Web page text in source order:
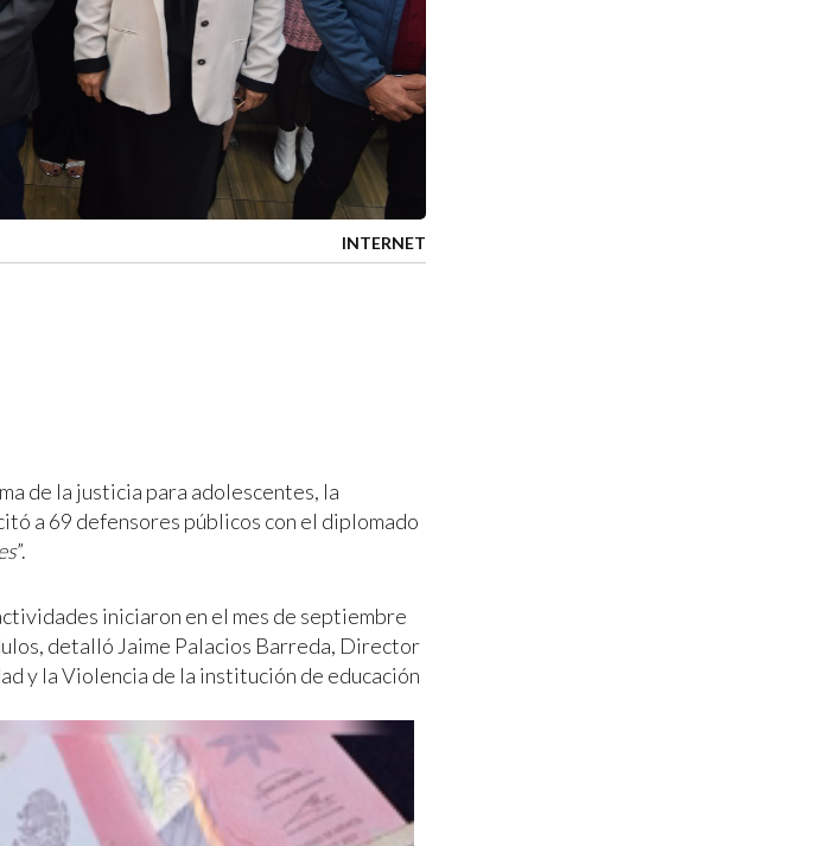
INTERNET
de la justicia para adolescentes, la
a 69 defensores públicos con el diplomado
”.
iniciaron en el mes de septiembre
detalló Jaime Palacios Barreda, Director
y la Violencia de la institución de educación